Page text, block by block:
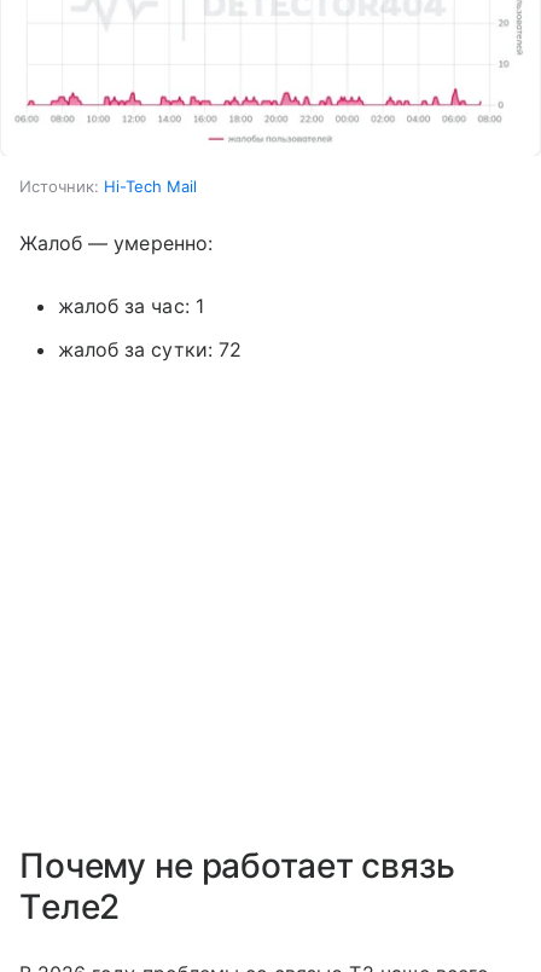
Источник: Hi-Tech Mail
Жалоб — умеренно:
жалоб за час: 1
жалоб за сутки: 72
Почему не работает связь
Tеле2